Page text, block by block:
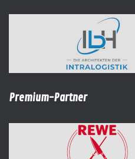
Premium-Partner